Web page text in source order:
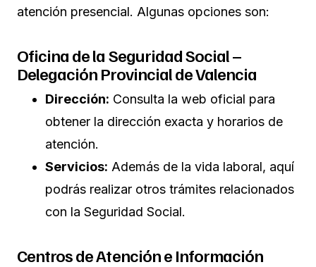
atención presencial. Algunas opciones son:
Oficina de la Seguridad Social –
Delegación Provincial de Valencia
Dirección: Consulta la web oficial para
obtener la dirección exacta y horarios de
atención.
Servicios: Además de la vida laboral, aquí
podrás realizar otros trámites relacionados
con la Seguridad Social.
Centros de Atención e Información